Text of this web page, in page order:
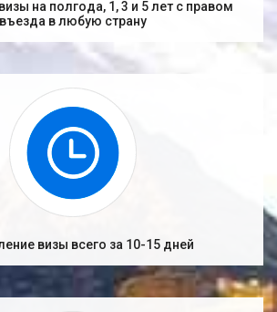
на полгода, 1, 3 и 5 лет с правом
въезда в любую страну
визы всего за 10-15 дней